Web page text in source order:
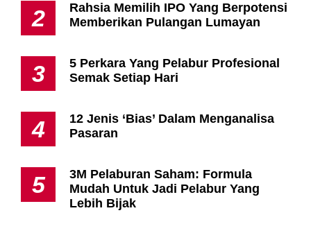
2
Rahsia Memilih IPO Yang Berpotensi
Memberikan Pulangan Lumayan
3
5 Perkara Yang Pelabur Profesional
Semak Setiap Hari
4
12 Jenis ‘Bias’ Dalam Menganalisa
Pasaran
5
3M Pelaburan Saham: Formula
Mudah Untuk Jadi Pelabur Yang
Lebih Bijak